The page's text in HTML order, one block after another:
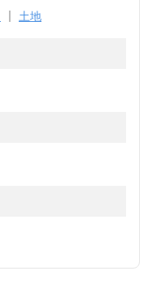
土地